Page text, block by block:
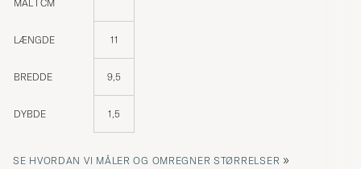
MÅL I CM
LÆNGDE 11
BREDDE 9,5
DYBDE 1,5
SE HVORDAN VI MÅLER OG OMREGNER STØRRELSER »